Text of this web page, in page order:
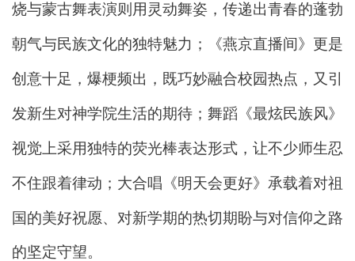
烧与蒙古舞表演则用灵动舞姿，传递出青春的蓬勃
朝气与民族文化的独特魅力；《燕京直播间》 更是
创意十足， 爆梗频出， 既巧妙融合校园热点，又引
发新生对神学院生活的期待 ； 舞蹈 《最炫民族风》
视觉上采用独特的荧光棒表达形式， 让不少师生忍
不住跟着律动 ； 大合唱 《明天会更好》 承载着对祖
国的美好祝愿、对新学期的热切期盼与对信仰之路
的坚定守望。